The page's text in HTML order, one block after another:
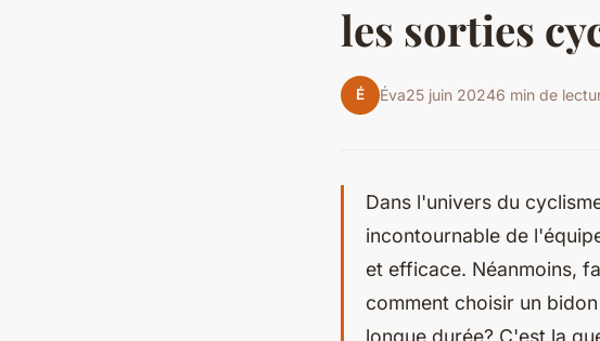
les sorties
É Éva25 juin 20246 min de
Dans l'univers du
incontournable de
et efficace. Néanmoins,
comment choisir un
longue durée? C'est la